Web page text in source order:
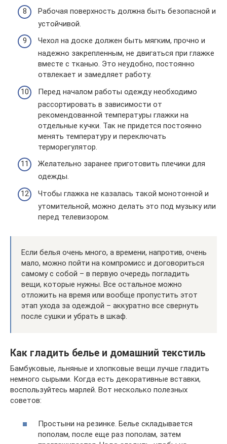
Рабочая поверхность должна быть безопасной и
устойчивой.
Чехол на доске должен быть мягким, прочно и
надежно закрепленным, не двигаться при глажке
вместе с тканью. Это неудобно, постоянно
отвлекает и замедляет работу.
Перед началом работы одежду необходимо
рассортировать в зависимости от
рекомендованной температуры глажки на
отдельные кучки. Так не придется постоянно
менять температуру и переключать
терморегулятор.
Желательно заранее приготовить плечики для
одежды.
Чтобы глажка не казалась такой монотонной и
утомительной, можно делать это под музыку или
перед телевизором.
Если белья очень много, а времени, напротив, очень
мало, можно пойти на компромисс и договориться
самому с собой – в первую очередь погладить
вещи, которые нужны. Все остальное можно
отложить на время или вообще пропустить этот
этап ухода за одеждой – аккуратно все свернуть
после сушки и убрать в шкаф.
Как гладить белье и домашний текстиль
Бамбуковые, льняные и хлопковые вещи лучше гладить
немного сырыми. Когда есть декоративные вставки,
воспользуйтесь марлей. Вот несколько полезных
советов:
Простыни на резинке. Белье складывается
пополам, после еще раз пополам, затем